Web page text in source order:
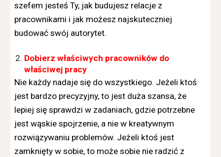
szefem jesteś Ty, jak budujesz relacje z
pracownikami i jak możesz najskuteczniej
budować swój autorytet.
Dobierz właściwych pracowników do
właściwej pracy
Nie każdy nadaje się do wszystkiego. Jeżeli ktoś
jest bardzo precyzyjny, to jest duża szansa, że
lepiej się sprawdzi w zadaniach, gdzie potrzebne
jest wąskie spojrzenie, a nie w kreatywnym
rozwiązywaniu problemów. Jeżeli ktoś jest
zamknięty w sobie, to może sobie nie radzić z